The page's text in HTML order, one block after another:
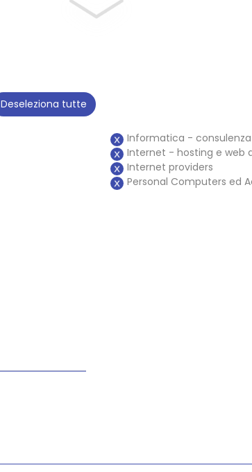
Deseleziona tutte
Informatica -
Internet - hosting e web
Internet providers
Personal Computers ed